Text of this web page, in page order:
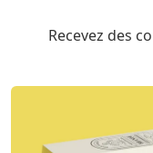
Recevez des